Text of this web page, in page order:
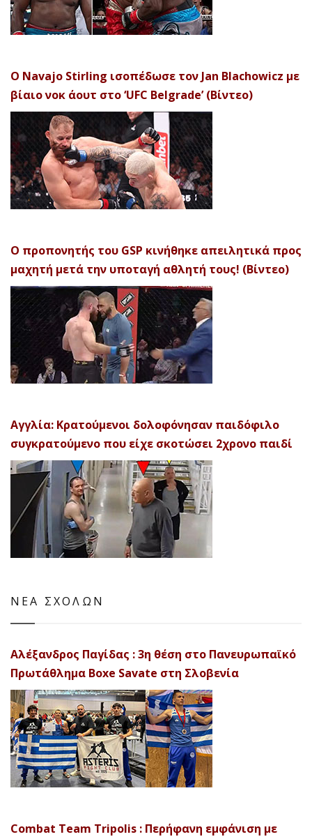
Ο Navajo Stirling ισοπέδωσε τον Jan Blachowicz με
βίαιο νοκ άουτ στο ‘UFC Belgrade’ (Βίντεο)
Ο προπονητής του GSP κινήθηκε απειλητικά προς
μαχητή μετά την υποταγή αθλητή τους! (Βίντεο)
Αγγλία: Κρατούμενοι δολοφόνησαν παιδόφιλο
συγκρατούμενο που είχε σκοτώσει 2χρονο παιδί
ΝΕΑ ΣΧΟΛΩΝ
Αλέξανδρος Παγίδας : 3η θέση στο Πανευρωπαϊκό
Πρωτάθλημα Boxe Savate στη Σλοβενία
Combat Team Tripolis : Περήφανη εμφάνιση με